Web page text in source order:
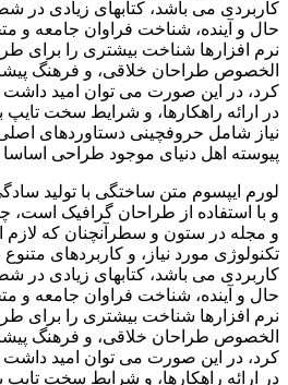
کاربردی می باشد، کتابهای زیادی
حال و آینده، شناخت فراوان جامعه و
نرم افزارها شناخت بیشتری را برای
الخصوص طراحان خلاقی، و فرهنگ
کرد، در این صورت می توان امید
در ارائه راهکارها، و شرایط سخت تایپ
نیاز شامل حروفچینی دستاوردهای
پیوسته اهل دنیای موجود طراحی اساسا
لورم ایپسوم متن ساختگی با تولید
و با استفاده از طراحان گرافیک است،
و مجله در ستون و سطرآنچنان که
تکنولوژی مورد نیاز، و کاربردهای متنوع
کاربردی می باشد، کتابهای زیادی
حال و آینده، شناخت فراوان جامعه و
نرم افزارها شناخت بیشتری را برای
الخصوص طراحان خلاقی، و فرهنگ
کرد، در این صورت می توان امید
در ارائه راهکارها، و شرایط سخت تایپ